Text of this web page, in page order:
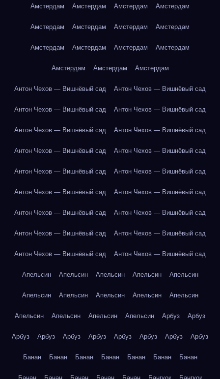
Амстердам Амстердам Амстердам Амстердам
Амстердам Амстердам Амстердам Амстердам
Амстердам Амстердам Амстердам Амстердам
Амстердам Амстердам Амстердам
Антон Чехов — Вишнёвый сад Антон Чехов — Вишнёвый сад
Антон Чехов — Вишнёвый сад Антон Чехов — Вишнёвый сад
Антон Чехов — Вишнёвый сад Антон Чехов — Вишнёвый сад
Антон Чехов — Вишнёвый сад Антон Чехов — Вишнёвый сад
Антон Чехов — Вишнёвый сад Антон Чехов — Вишнёвый сад
Антон Чехов — Вишнёвый сад Антон Чехов — Вишнёвый сад
Антон Чехов — Вишнёвый сад Антон Чехов — Вишнёвый сад
Антон Чехов — Вишнёвый сад Антон Чехов — Вишнёвый сад
Антон Чехов — Вишнёвый сад Антон Чехов — Вишнёвый сад
Апельсин Апельсин Апельсин Апельсин Апельсин
Апельсин Апельсин Апельсин Апельсин Апельсин
Апельсин Апельсин Апельсин Апельсин Арбуз Арбуз
Арбуз Арбуз Арбуз Арбуз Арбуз Арбуз Арбуз Арбуз
Банан Банан Банан Банан Банан Банан Банан